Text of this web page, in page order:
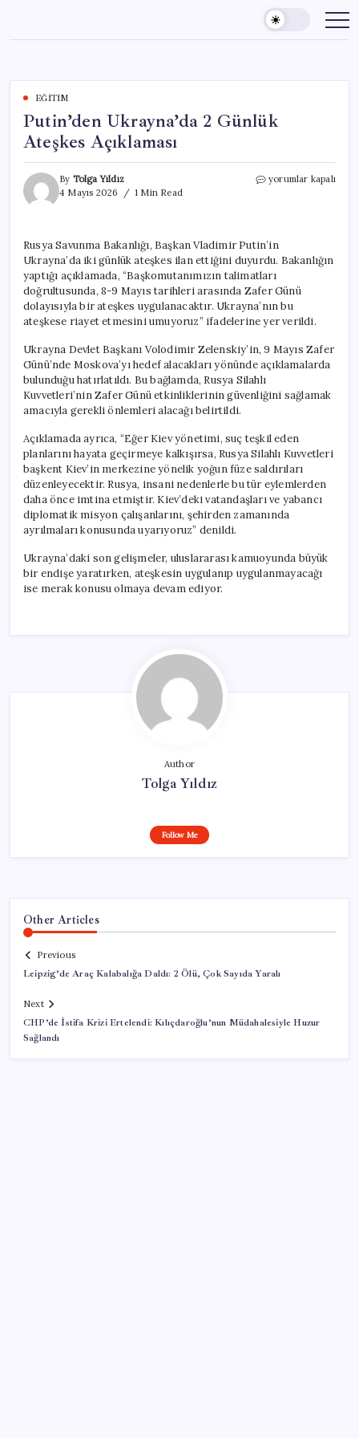
content
EĞITIM
Putin’den Ukrayna’da 2 Günlük
Ateşkes Açıklaması
By Tolga Yıldız
4 Mayıs 2026
1 Min Read
Putin’den
Açıklaması
için
yorumlar kapalı
Rusya Savunma Bakanlığı, Başkan Vladimir Putin’in
Ukrayna’da iki günlük ateşkes ilan ettiğini duyurdu. Bakanlığın
yaptığı açıklamada, “Başkomutanımızın talimatları
doğrultusunda, 8-9 Mayıs tarihleri arasında Zafer Günü
dolayısıyla bir ateşkes uygulanacaktır. Ukrayna’nın bu
ateşkese riayet etmesini umuyoruz” ifadelerine yer verildi.
Ukrayna Devlet Başkanı Volodimir Zelenskiy’in, 9 Mayıs Zafer
Günü’nde Moskova’yı hedef alacakları yönünde açıklamalarda
bulunduğu hatırlatıldı. Bu bağlamda, Rusya Silahlı
Kuvvetleri’nin Zafer Günü etkinliklerinin güvenliğini sağlamak
amacıyla gerekli önlemleri alacağı belirtildi.
Açıklamada ayrıca, “Eğer Kiev yönetimi, suç teşkil eden
planlarını hayata geçirmeye kalkışırsa, Rusya Silahlı Kuvvetleri
başkent Kiev’in merkezine yönelik yoğun füze saldırıları
düzenleyecektir. Rusya, insani nedenlerle bu tür eylemlerden
daha önce imtina etmiştir. Kiev’deki vatandaşları ve yabancı
diplomatik misyon çalışanlarını, şehirden zamanında
ayrılmaları konusunda uyarıyoruz” denildi.
Ukrayna’daki son gelişmeler, uluslararası kamuoyunda büyük
bir endişe yaratırken, ateşkesin uygulanıp uygulanmayacağı
ise merak konusu olmaya devam ediyor.
Author
Tolga Yıldız
Follow Me
Other Articles
Previous
Leipzig’de Araç Kalabalığa Daldı: 2 Ölü, Çok Sayıda Yaralı
Next
CHP’de İstifa Krizi Ertelendi: Kılıçdaroğlu’nun Müdahalesiyle Huzur
Sağlandı